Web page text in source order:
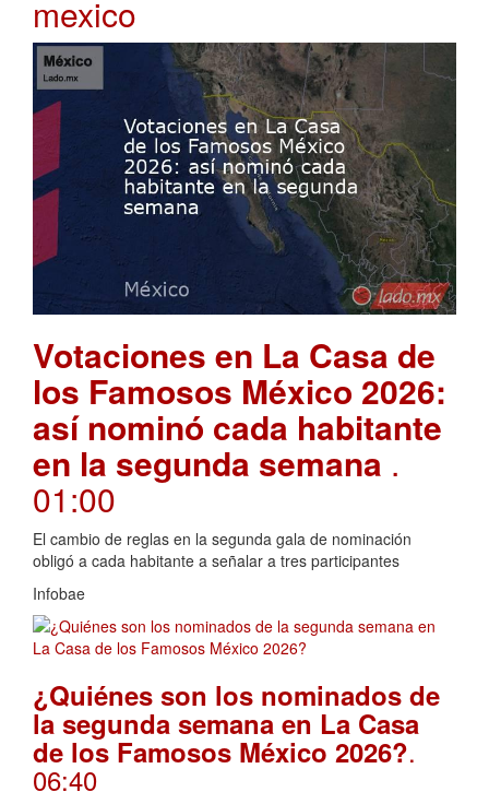
mexico
Votaciones en La Casa de
los Famosos México 2026:
así nominó cada habitante
en la segunda semana .
01:00
El cambio de reglas en la segunda gala de nominación
obligó a cada habitante a señalar a tres participantes
Infobae
¿Quiénes son los nominados de
la segunda semana en La Casa
de los Famosos México 2026?.
06:40